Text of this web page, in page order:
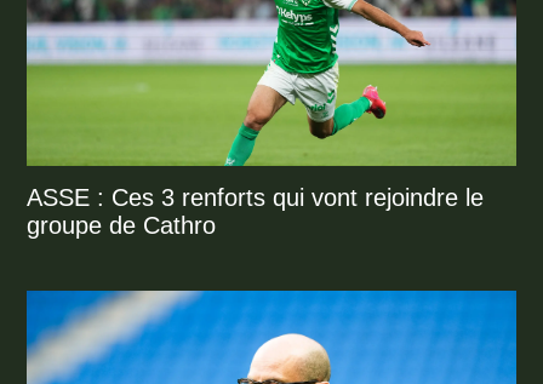
ASSE : Ces 3 renforts qui vont rejoindre le
groupe de Cathro